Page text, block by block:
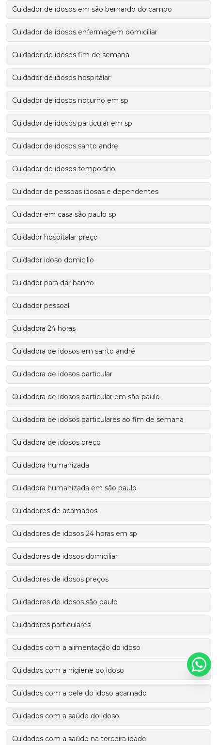
Cuidador de idosos em são bernardo do campo
Cuidador de idosos enfermagem domiciliar
Cuidador de idosos fim de semana
Cuidador de idosos hospitalar
Cuidador de idosos noturno em sp
Cuidador de idosos particular em sp
Cuidador de idosos santo andre
Cuidador de idosos temporário
Cuidador de pessoas idosas e dependentes
Cuidador em casa são paulo sp
Cuidador hospitalar preço
Cuidador idoso domicilio
Cuidador para dar banho
Cuidador pessoal
Cuidadora 24 horas
Cuidadora de idosos em santo andré
Cuidadora de idosos particular
Cuidadora de idosos particular em são paulo
Cuidadora de idosos particulares ao fim de semana
Cuidadora de idosos preço
Cuidadora humanizada
Cuidadora humanizada em são paulo
Cuidadores de acamados
Cuidadores de idosos 24 horas em sp
Cuidadores de idosos domiciliar
Cuidadores de idosos preços
Cuidadores de idosos são paulo
Cuidadores particulares
Cuidados com a alimentação do idoso
Cuidados com a higiene do idoso
Cuidados com a pele do idoso acamado
Cuidados com a saúde do idoso
Cuidados com a saúde na terceira idade